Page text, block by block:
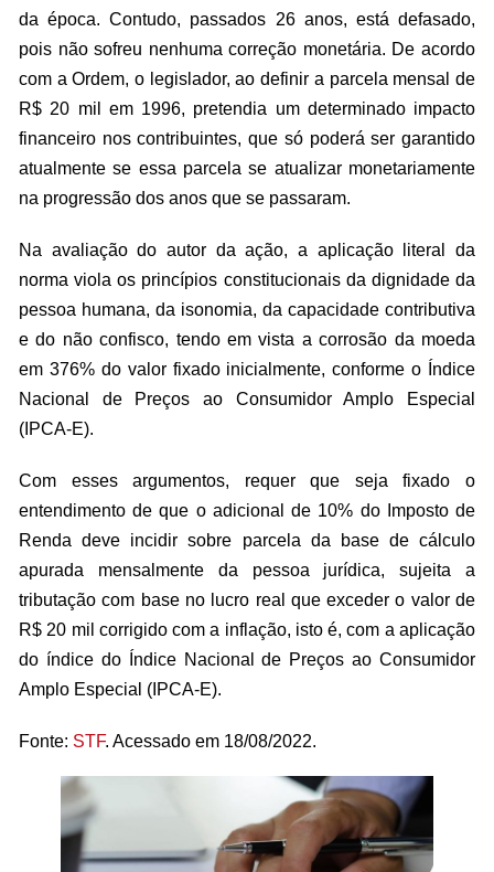
da época. Contudo, passados 26 anos, está defasado,
pois não sofreu nenhuma correção monetária. De acordo
com a Ordem, o legislador, ao definir a parcela mensal de
R$ 20 mil em 1996, pretendia um determinado impacto
financeiro nos contribuintes, que só poderá ser garantido
atualmente se essa parcela se atualizar monetariamente
na progressão dos anos que se passaram.
Na avaliação do autor da ação, a aplicação literal da
norma viola os princípios constitucionais da dignidade da
pessoa humana, da isonomia, da capacidade contributiva
e do não confisco, tendo em vista a corrosão da moeda
em 376% do valor fixado inicialmente, conforme o Índice
Nacional de Preços ao Consumidor Amplo Especial
(IPCA-E).
Com esses argumentos, requer que seja fixado o
entendimento de que o adicional de 10% do Imposto de
Renda deve incidir sobre parcela da base de cálculo
apurada mensalmente da pessoa jurídica, sujeita a
tributação com base no lucro real que exceder o valor de
R$ 20 mil corrigido com a inflação, isto é, com a aplicação
do índice do Índice Nacional de Preços ao Consumidor
Amplo Especial (IPCA-E).
Fonte: STF. Acessado em 18/08/2022.